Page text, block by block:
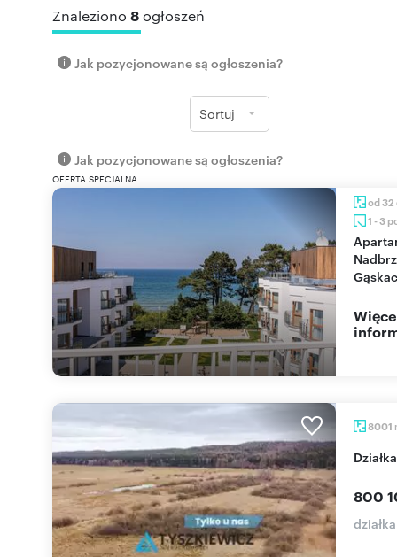
Znaleziono 8ogłoszeń
Jak pozycjonowane są ogłoszenia?
Sortuj
Jak pozycjonowane są ogłoszenia?
OFERTA SPECJALNA
od 32
1 - 3
Apartamenty na
8001
800